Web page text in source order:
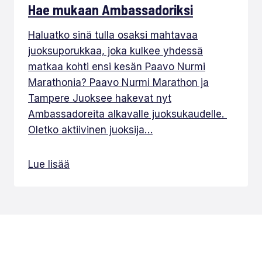
Hae mukaan Ambassadoriksi
Haluatko sinä tulla osaksi mahtavaa
juoksuporukkaa, joka kulkee yhdessä
matkaa kohti ensi kesän Paavo Nurmi
Marathonia? Paavo Nurmi Marathon ja
Tampere Juoksee hakevat nyt
Ambassadoreita alkavalle juoksukaudelle.
Oletko aktiivinen juoksija…
Lue lisää